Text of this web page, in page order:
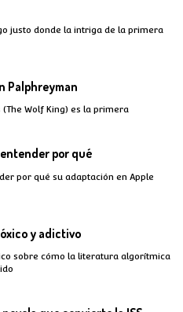
justo donde la intriga de la primera
Palphreyman
Wolf King) es la primera
por qué
por qué su adaptación en Apple
tóxico y adictivo
sobre cómo la literatura algorítmica